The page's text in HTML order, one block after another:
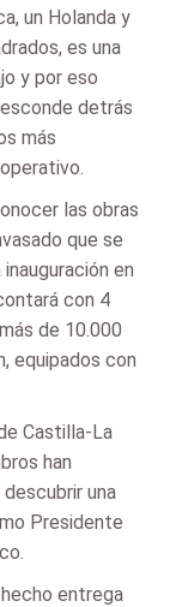
un Holanda y
es una
y por eso
detrás
más
las obras
que se
en
con 4
de 10.000
equipados con
Castilla-La
han
una
Presidente
entrega